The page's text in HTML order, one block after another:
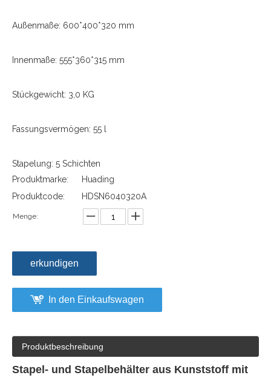
Außenmaße: 600*400*320 mm
Innenmaße: 555*360*315 mm
Stückgewicht: 3,0 KG
Fassungsvermögen: 55 l
Stapelung: 5 Schichten
Produktmarke:
Huading
Produktcode:
HDSN6040320A
Menge:
erkundigen
In den Einkaufswagen
Produktbeschreibung
Stapel- und Stapelbehälter aus Kunststoff mit